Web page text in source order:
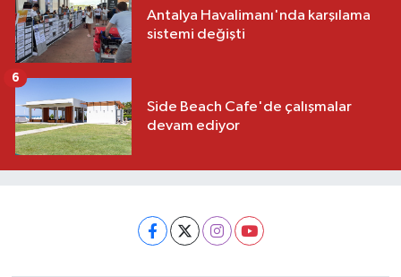
Antalya Havalimanı'nda karşılama
sistemi değişti
Side Beach Cafe'de çalışmalar
devam ediyor
6